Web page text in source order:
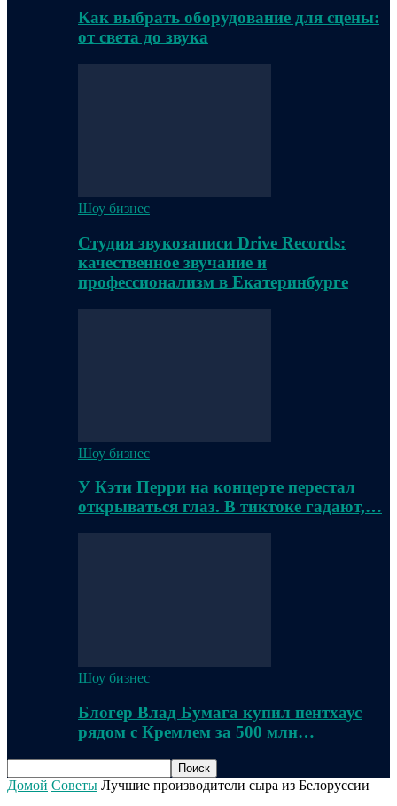
Как выбрать оборудование для сцены:
от света до звука
Шоу бизнес
Студия звукозаписи Drive Records:
качественное звучание и
профессионализм в Екатеринбурге
Шоу бизнес
У Кэти Перри на концерте перестал
открываться глаз. В тиктоке гадают,…
Шоу бизнес
Блогер Влад Бумага купил пентхаус
рядом с Кремлем за 500 млн…
Домой Советы Лучшие производители сыра из Белоруссии